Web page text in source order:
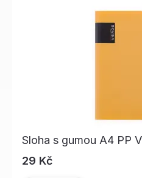
Sloha s gumou A4 PP
29 Kč